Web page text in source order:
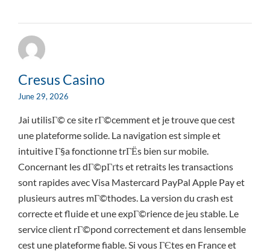
Cresus Casino
June 29, 2026
Jai utilisГ© ce site rГ©cemment et je trouve que cest
une plateforme solide. La navigation est simple et
intuitive Г§a fonctionne trГЁs bien sur mobile.
Concernant les dГ©pГґts et retraits les transactions
sont rapides avec Visa Mastercard PayPal Apple Pay et
plusieurs autres mГ©thodes. La version du crash est
correcte et fluide et une expГ©rience de jeu stable. Le
service client rГ©pond correctement et dans lensemble
cest une plateforme fiable. Si vous ГЄtes en France et